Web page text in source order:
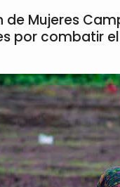
Mujeres
por combatir